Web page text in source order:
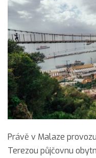
Právě v Malaze
Terezou půjčovnu